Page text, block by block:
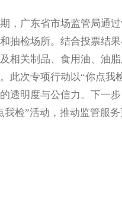
广东省市场监管局通过
抽检场所。结合投票结
相关制品、食用油、油
此次专项行动以“你点
透明度与公信力。下一
我检”活动，推动监管服